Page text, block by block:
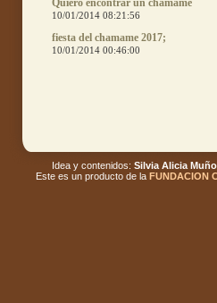
Quiero encontrar un chamame
10/01/2014 08:21:56
fiesta del chamame 2017;
10/01/2014 00:46:00
Idea y contenidos: Silvia Alicia
Este es un producto de la FUNDACION